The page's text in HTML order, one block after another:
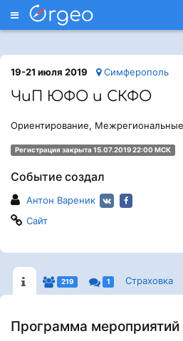
Меню
19-21 июля 2019 Симферополь
ЧиП ЮФО и СКФО
Ориентирование,
Регистрация закрыта 15.07.2019 22:00 МСК
Событие создал
Антон Вареник
Сайт
219 1 Страховка
Программа мероприятий